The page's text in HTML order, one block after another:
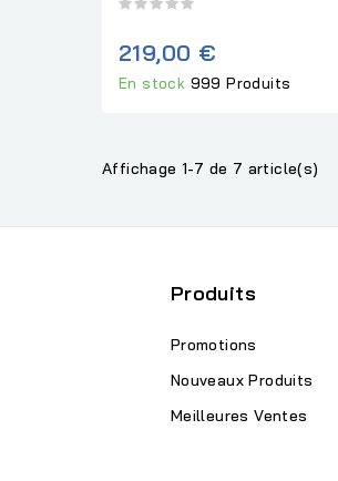
219,00 €
En stock 999 Produits
Affichage 1-7 de 7 article(s)
Produits
Promotions
Nouveaux Produits
Meilleures Ventes